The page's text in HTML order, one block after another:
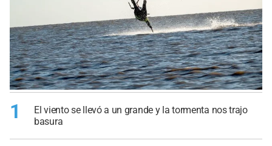
1
El viento se llevó a un grande y la tormenta nos trajo
basura